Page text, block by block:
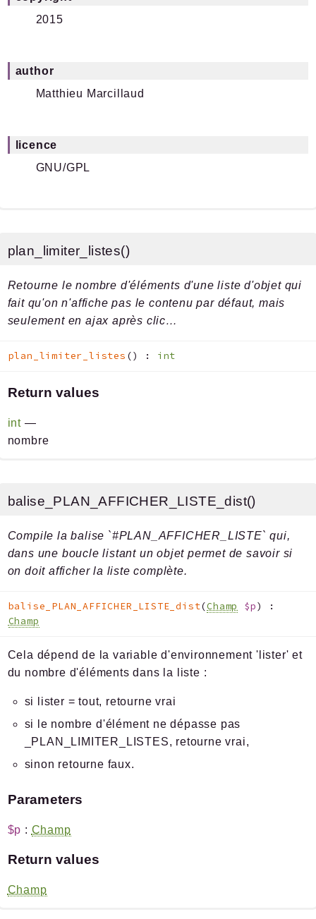
2015
author
Matthieu Marcillaud
licence
GNU/GPL
plan_limiter_listes()
Retourne le nombre d'éléments d'une liste d'objet qui
fait qu'on n'affiche pas le contenu par défaut, mais
seulement en ajax après clic…
plan_limiter_listes () : int
Return values
int —
nombre
balise_PLAN_AFFICHER_LISTE_dist()
Compile la balise `#PLAN_AFFICHER_LISTE` qui,
dans une boucle listant un objet permet de savoir si
on doit afficher la liste complète.
balise_PLAN_AFFICHER_LISTE_dist(Champ $p)
:
Champ
Cela dépend de la variable d'environnement 'lister' et
du nombre d'éléments dans la liste :
si lister = tout, retourne vrai
si le nombre d'élément ne dépasse pas
_PLAN_LIMITER_LISTES, retourne vrai,
sinon retourne faux.
Parameters
$p : Champ
Return values
Champ